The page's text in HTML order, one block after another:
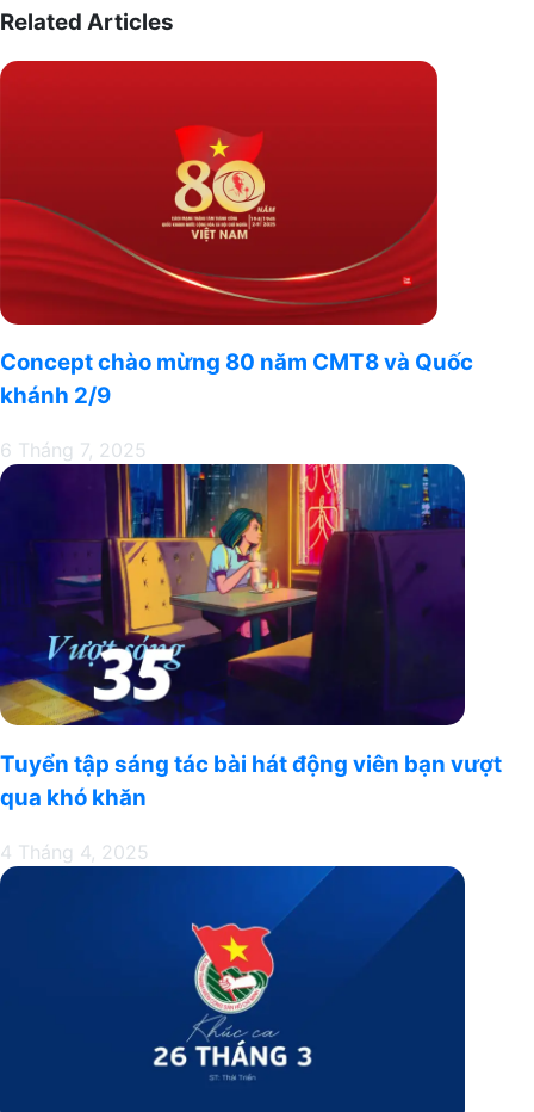
Venenatis
dẫn
hiện
nào?
Related Articles
Concept chào mừng 80 năm CMT8 và Quốc
khánh 2/9
6 Tháng 7, 2025
Tuyển tập sáng tác bài hát động viên bạn vượt
qua khó khăn
4 Tháng 4, 2025